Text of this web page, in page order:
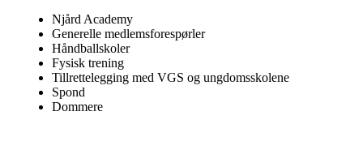
Njård Academy
Generelle medlemsforespørler
Håndballskoler
Fysisk trening
Tillrettelegging med VGS og ungdomsskolene
Spond
Dommere